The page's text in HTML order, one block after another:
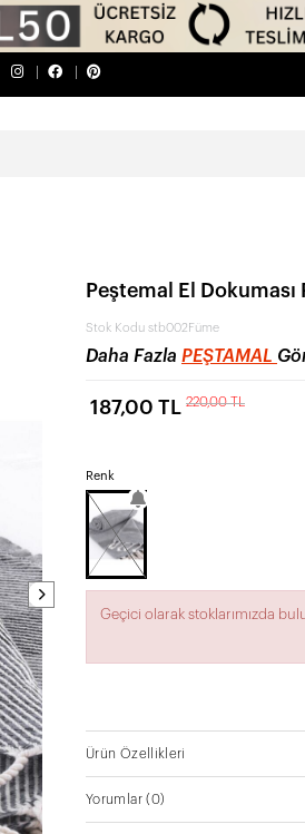
Peştemal El
Stok Kodu stb002Füme
Daha Fazla PEŞTAMAL
187,00 TL 220,00 TL
Renk
Geçici olarak stoklarımızda
Ürün Özellikleri
Yorumlar(0)